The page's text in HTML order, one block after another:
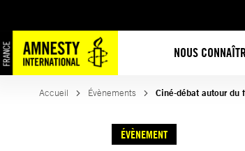
NOUS
Accueil Évènements Ciné-débat autour du
ÉVÈNEMENT